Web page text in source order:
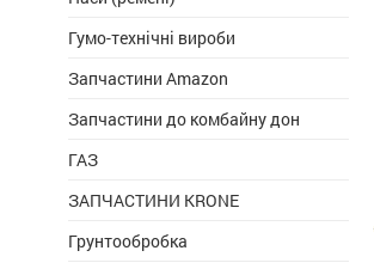
Гумо-технічні вироби
Запчастини Amazon
Запчастини до комбайну дон
ГАЗ
ЗАПЧАСТИНИ KRONE
Грунтообробка